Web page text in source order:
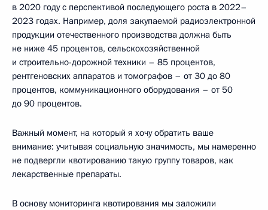
в 2020 году с перспективой последующего роста в 2022–
2023 годах. Например, доля закупаемой радиоэлектронной
продукции отечественного производства должна быть
не ниже 45 процентов, сельскохозяйственной
и строительно-дорожной техники – 85 процентов,
рентгеновских аппаратов и томографов – от 30 до 80
процентов, коммуникационного оборудования – от 50
до 90 процентов.
Важный момент, на который я хочу обратить ваше
внимание: учитывая социальную значимость, мы намеренно
не подвергли квотированию такую группу товаров, как
лекарственные препараты.
В основу мониторинга квотирования мы заложили